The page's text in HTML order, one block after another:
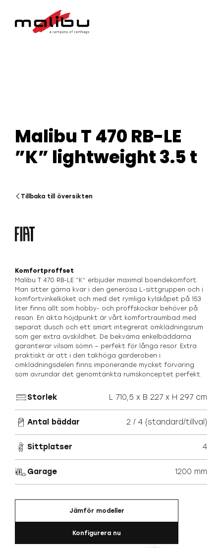
Malibu T 470 RB-LE
”K” lightweight 3.5 t
Tillbaka till översikten
Komfortproffset
Malibu T 470 RB-LE ”K“ erbjuder maximal boendekomfort.
Man sitter gärna kvar i den generösa L-sittgruppen och i
komfortvinkelköket och med det rymliga kylskåpet på 153
liter finns allt som hobby- och proffskockar behöver på
resan. En äkta höjdpunkt är vårt komfortraumbad med
separat dusch och ett smart integrerat omklädningsrum
som ger extra avskildhet. De bekväma enkelbäddarna
garanterar vilsam sömn – perfekt för långa resor. Extra
praktiskt är att i den takhöga garderoben i
omklädningsdelen finns imponerande mycket förvaring
som avrundar det genomtänkta rumskonceptet perfekt.
Storlek L 710,5 x B 227 x H 297 cm
Antal bäddar 2 / 4 (standard/tillval)
Sittplatser 4
Garage 1200 mm
Jämför modeller
Konfigurera nu